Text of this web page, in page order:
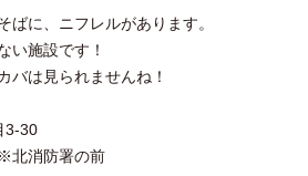
ばに、ニフレルがあります。
い施設です！
バは見られませんね！
3-30
北消防署の前